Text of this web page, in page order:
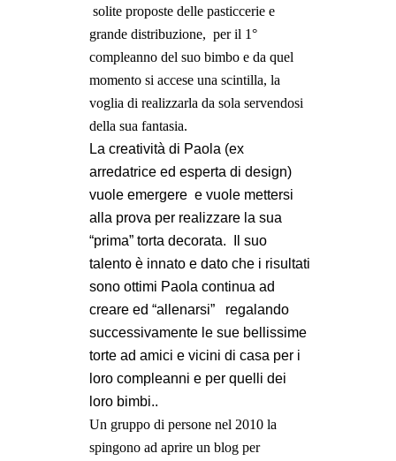
solite proposte delle pasticcerie e
grande distribuzione, per il 1°
compleanno del suo bimbo e da quel
momento si accese una scintilla, la
voglia di realizzarla da sola servendosi
della sua fantasia.
La creatività di Paola (ex
arredatrice ed esperta di design)
vuole emergere e vuole mettersi
alla prova per realizzare la sua
“prima” torta decorata.
Il suo
talento è innato e dato che i risultati
sono ottimi Paola continua ad
creare ed “allenarsi”
regalando
successivamente le sue bellissime
torte ad amici e vicini di casa per i
loro compleanni e per quelli dei
loro bimbi..
Un gruppo di persone nel 2010 la
spingono ad aprire un blog per